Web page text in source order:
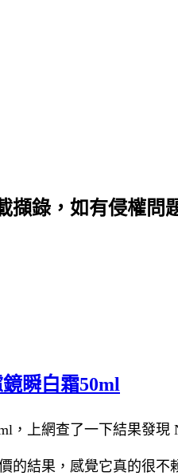
擷錄，如有侵權問
瞬白霜50ml
，上網查了一下結果發現
的結果，感覺它真的很不